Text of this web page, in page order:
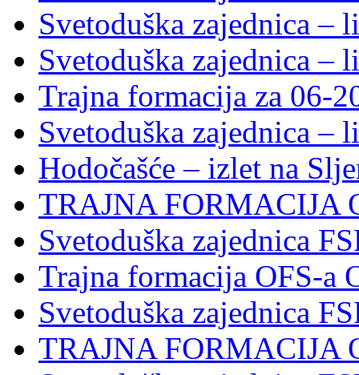
Svetoduška zajednica –
Svetoduška zajednica –
Trajna formacija za 06-
Svetoduška zajednica –
Hodočašće – izlet na
TRAJNA FORMACIJA
Svetoduška zajednica
Trajna formacija OFS-a
Svetoduška zajednica
TRAJNA FORMACIJA